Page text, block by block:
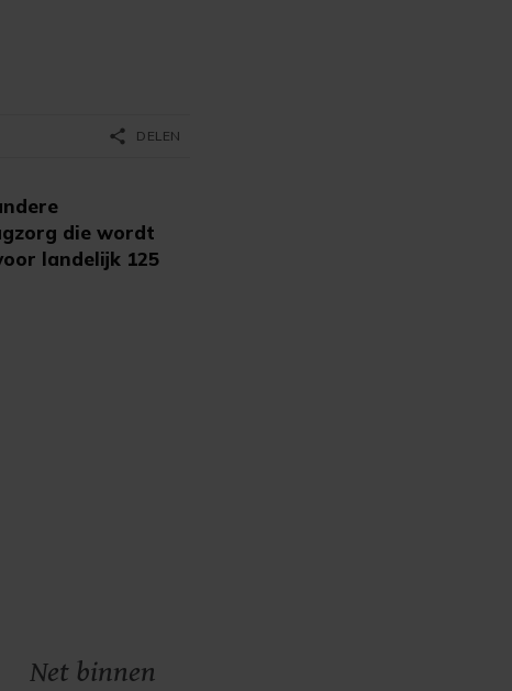
die wordt
landelijk 125
share DELEN
Net binnen